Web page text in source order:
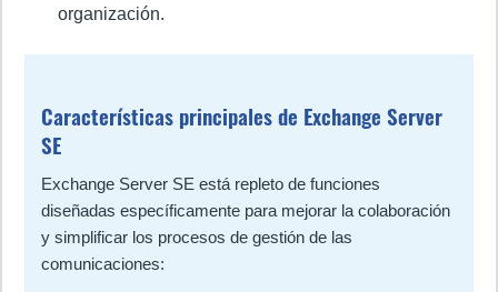
organización.
Características principales de Exchange Server
SE
Exchange Server SE está repleto de funciones
diseñadas específicamente para mejorar la colaboración
y simplificar los procesos de gestión de las
comunicaciones: